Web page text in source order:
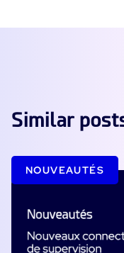
Similar
NOUVEAUTÉS